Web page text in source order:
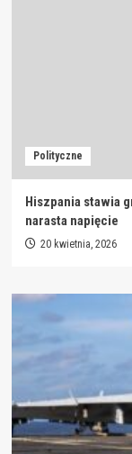
Polityczne
Hiszpania stawia
narasta napięcie
20 kwietnia, 2026